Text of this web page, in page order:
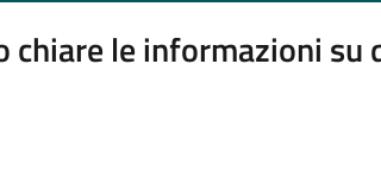
chiare le informazioni su